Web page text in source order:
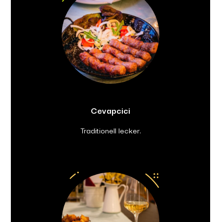
Cevapcici
Traditionell lecker.